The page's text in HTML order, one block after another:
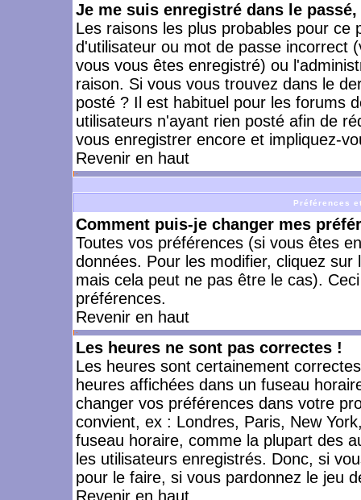
Je me suis enregistré dans le
Les raisons les plus probables pour
d'utilisateur ou mot de passe incorrect
vous vous êtes enregistré) ou
raison. Si vous vous trouvez dans le
posté ? Il est habituel pour les forums
utilisateurs n'ayant rien posté afin de
vous enregistrer encore et impliquez-
Revenir en haut
Préférences
Comment puis-je changer mes
Toutes vos préférences (si vous êtes
données. Pour les modifier, cliquez sur
mais cela peut ne pas être le cas).
préférences.
Revenir en haut
Les heures ne sont pas correctes !
Les heures sont certainement
heures affichées dans un fuseau
changer vos préférences dans votre
convient, ex : Londres, Paris, New
fuseau horaire, comme la plupart des
les utilisateurs enregistrés. Donc, si
pour le faire, si vous pardonnez le jeu
Revenir en haut